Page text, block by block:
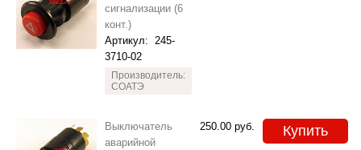
сигнализации (6
конт.)
Артикул: 245-
3710-02
Производитель:
СОАТЭ
Выключатель
аварийной
250.00 руб. Купить